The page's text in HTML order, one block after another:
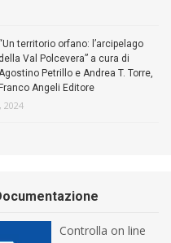
territorio orfano: l’arcipelago
della Val Polcevera” a cura di
Petrillo e Andrea T. Torre,
Franco Angeli Editore
2024
Controlla on line